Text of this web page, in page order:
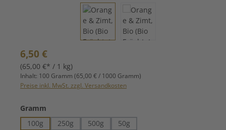
Regulärer Preis:
6,50 €
(65,00 €* / 1 kg)
Inhalt: 100 Gramm (65,00 € / 1000 Gramm)
Preise inkl. MwSt. zzgl. Versandkosten
Gramm
100g
250g 500g 50g